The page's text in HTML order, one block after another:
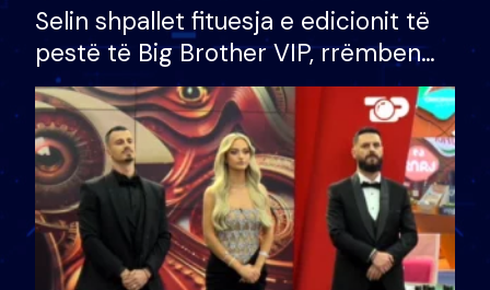
Selin shpallet fituesja e edicionit të
pestë të Big Brother VIP, rrëmben
çmimin e madh prej 100 mijë eurosh